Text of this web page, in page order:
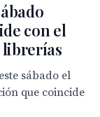
con el
librerías
sábado el
que coincide